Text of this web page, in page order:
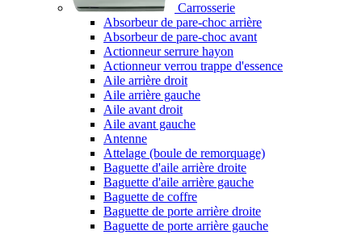
Carrosserie
Absorbeur de pare-choc arrière
Absorbeur de pare-choc avant
Actionneur serrure hayon
Actionneur verrou trappe d'essence
Aile arrière droit
Aile arrière gauche
Aile avant droit
Aile avant gauche
Antenne
Attelage (boule de remorquage)
Baguette d'aile arrière droite
Baguette d'aile arrière gauche
Baguette de coffre
Baguette de porte arrière droite
Baguette de porte arrière gauche